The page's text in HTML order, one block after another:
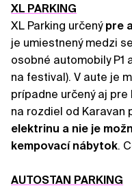
XL PARKING
XL Parking určený pre
je umiestnený medzi
osobné automobily P1
na festival). V aute je
prípadne určený aj pre
na rozdiel od Karavan
elektrinu a nie je
kempovací nábytok.
AUTOSTAN PARKING